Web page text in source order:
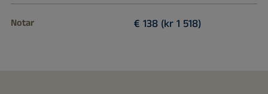
Notar € 138 (kr 1 518)